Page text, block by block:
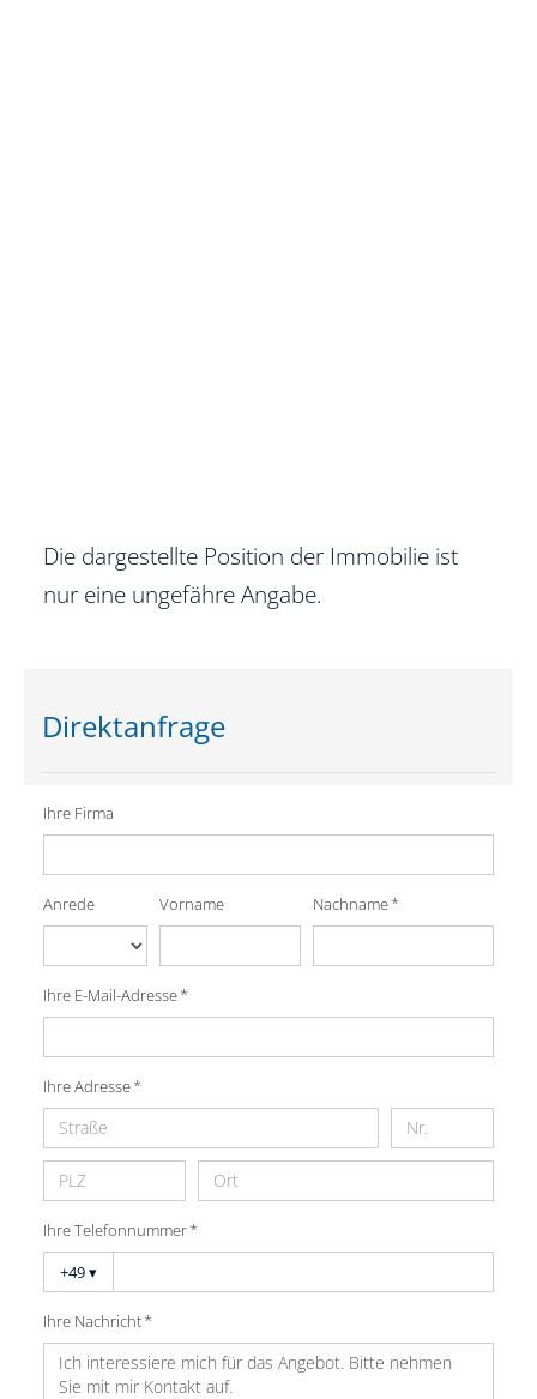
Die dargestellte Position der Immobilie ist
nur eine ungefähre Angabe.
Direktanfrage
Ihre Firma
Anrede Vorname Nachname *
Ihre E-Mail-Adresse *
Ihre Adresse *
Ihre Telefonnummer *
+49▾
Ihre Nachricht *